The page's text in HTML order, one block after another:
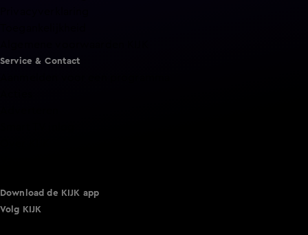
Service & Contact
Download de KIJK app
Volg KIJK